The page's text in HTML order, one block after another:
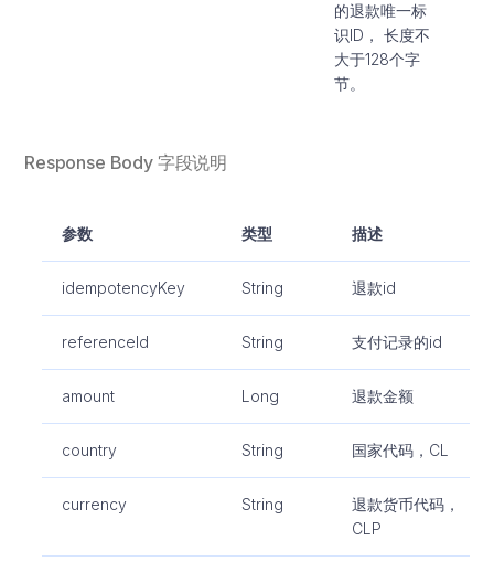
的退款唯一标
识ID， 长度不
大于128个字
节。
Response Body 字段说明
参数 类型 描述
idempotencyKey String 退款id
referenceId String 支付记录的id
amount Long 退款金额
country String 国家代码，CL
currency String
退款货币代码，
CLP